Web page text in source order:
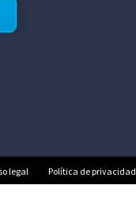
legal Política de privacidad